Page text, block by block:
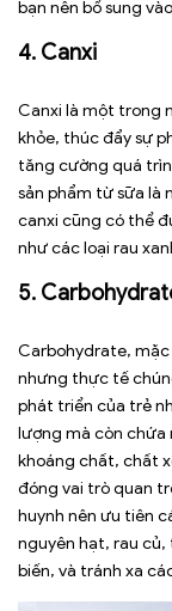
bạn nên bổ sung
4. Canxi
Canxi là một trong
khỏe, thúc đẩy sự
tăng cường quá
sản phẩm từ sữa là
canxi cũng có thể
như các loại rau
5.
Carbohydrate,
nhưng thực tế
phát triển của trẻ
lượng mà còn
khoáng chất, chất
đóng vai trò quan
huynh nên ưu tiên
nguyên hạt, rau củ,
biến, và tránh xa